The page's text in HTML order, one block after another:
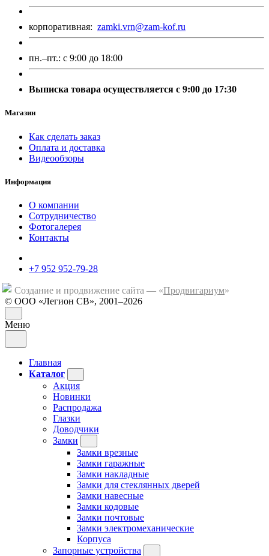
корпоративная: zamki.vrn@zam-kof.ru
пн.–пт.: с 9:00 до 18:00
Выписка товара осуществляется с 9:00 до 17:30
Магазин
Как сделать заказ
Оплата и доставка
Видеообзоры
Информация
О компании
Сотрудничество
Фотогалерея
Контакты
+7 952 952-79-28
Создание и продвижение сайта — «Продвигариум»
© ООО «Легион СВ», 2001–2026
Меню
Главная
Каталог
Акция
Новинки
Распродажа
Глазки
Доводчики
Замки
Замки врезные
Замки гаражные
Замки накладные
Замки для стеклянных дверей
Замки навесные
Замки кодовые
Замки почтовые
Замки электромеханические
Корпуса
Запорные устройства